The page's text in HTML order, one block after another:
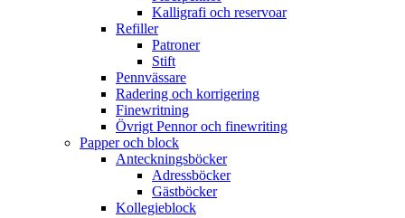
Kalligrafi och reservoar
Refiller
Patroner
Stift
Pennvässare
Radering och korrigering
Finewritning
Övrigt Pennor och finewriting
Papper och block
Anteckningsböcker
Adressböcker
Gästböcker
Kollegieblock